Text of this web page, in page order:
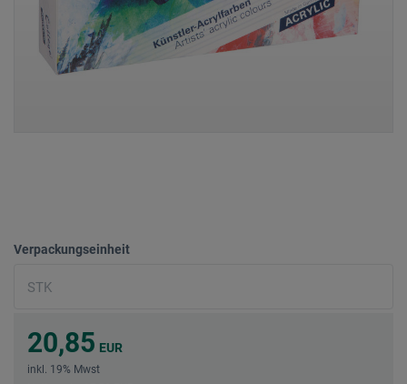
Verpackungseinheit
20,85 EUR
inkl. 19% Mwst